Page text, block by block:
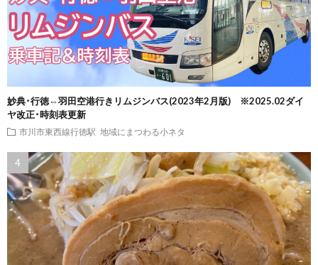
妙典･行徳⇔羽田空港行きリムジンバス(2023年2月版) ※2025.02ダイ
ヤ改正･時刻表更新
市川市東西線行徳駅 地域にまつわる小ネタ